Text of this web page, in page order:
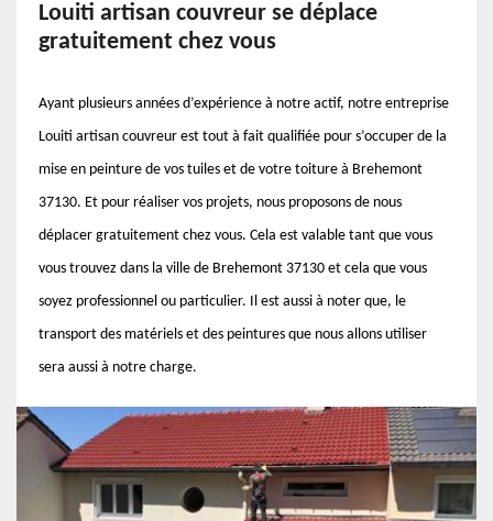
Louiti artisan couvreur se déplace
gratuitement chez vous
Ayant plusieurs années d’expérience à notre actif, notre entreprise
Louiti artisan couvreur est tout à fait qualifiée pour s’occuper de la
mise en peinture de vos tuiles et de votre toiture à Brehemont
37130. Et pour réaliser vos projets, nous proposons de nous
déplacer gratuitement chez vous. Cela est valable tant que vous
vous trouvez dans la ville de Brehemont 37130 et cela que vous
soyez professionnel ou particulier. Il est aussi à noter que, le
transport des matériels et des peintures que nous allons utiliser
sera aussi à notre charge.